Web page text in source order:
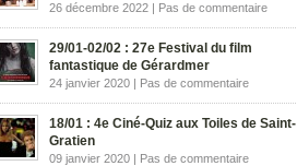
26 décembre 2022 | Pas de commentaire
29/01-02/02 : 27e Festival du film
fantastique de Gérardmer
24 janvier 2020 | Pas de commentaire
18/01 : 4e Ciné-Quiz aux Toiles de Saint-
Gratien
09 janvier 2020 | Pas de commentaire